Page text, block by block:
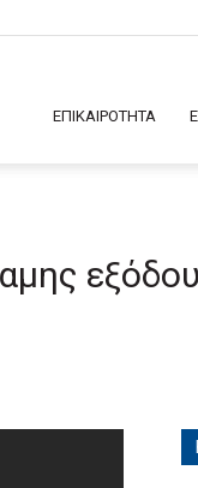
ΕΠΙΚΑΙΡΟΤΗΤΑ